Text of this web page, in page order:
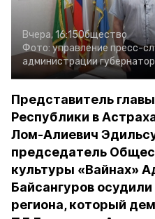
Вчера, 16:15Общество
Фото: управление пресс-
администрации
Представитель
Республики в
Лом-Алиевич
председатель
культуры «Вайнах»
Байсангуров
региона, который